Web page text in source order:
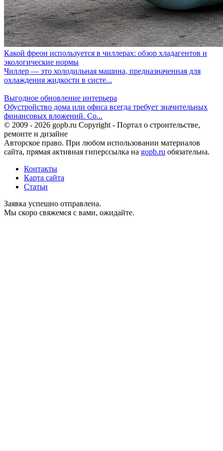
Какой фреон используется в чиллерах: обзор хладагентов и
экологические нормы
Чиллер — это холодильная машина, предназначенная для
охлаждения жидкости в систе...
Выгодное обновление интерьера
Обустройство дома или офиса всегда требует значительных
финансовых вложений. Со...
© 2009 - 2026 gopb.ru Copyright - Портал о строительстве,
ремонте и дизайне
Авторское право. При любом использовании материалов
сайта, прямая активная гиперссылка на gopb.ru обязательна.
Контакты
Карта сайта
Статьи
Заявка успешно отправлена.
Мы скоро свяжемся с вами, ожидайте.